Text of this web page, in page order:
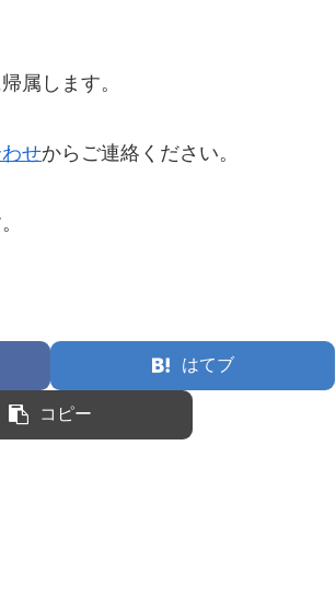
属します。
せからご連絡ください。
はてブ
コピー